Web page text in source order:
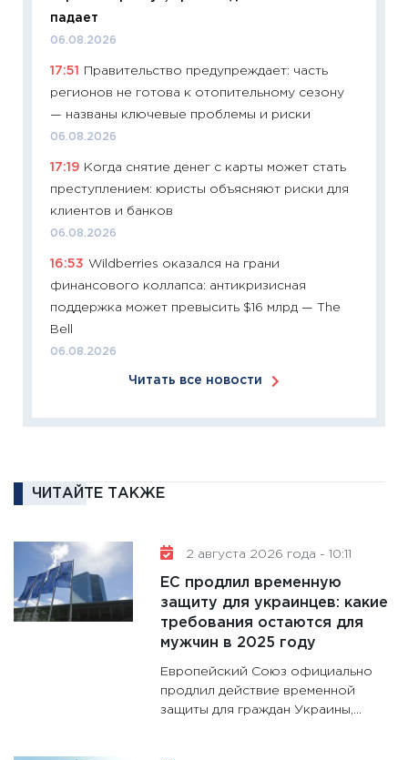
падает
06.08.2026
17:51
Правительство предупреждает: часть
регионов не готова к отопительному сезону
— названы ключевые проблемы и риски
06.08.2026
17:19 Когда снятие денег с карты может стать
преступлением: юристы объясняют риски для
клиентов и банков
06.08.2026
16:53 Wildberries оказался на грани
финансового коллапса: антикризисная
поддержка может превысить $16 млрд — The
Bell
06.08.2026
Читать все новости
ЧИТАЙТЕ ТАКЖЕ
2 августа 2026 года - 10:11
ЕС продлил временную
защиту для украинцев: какие
требования остаются для
мужчин в 2025 году
Европейский Союз официально
продлил действие временной
защиты для граждан Украины,...